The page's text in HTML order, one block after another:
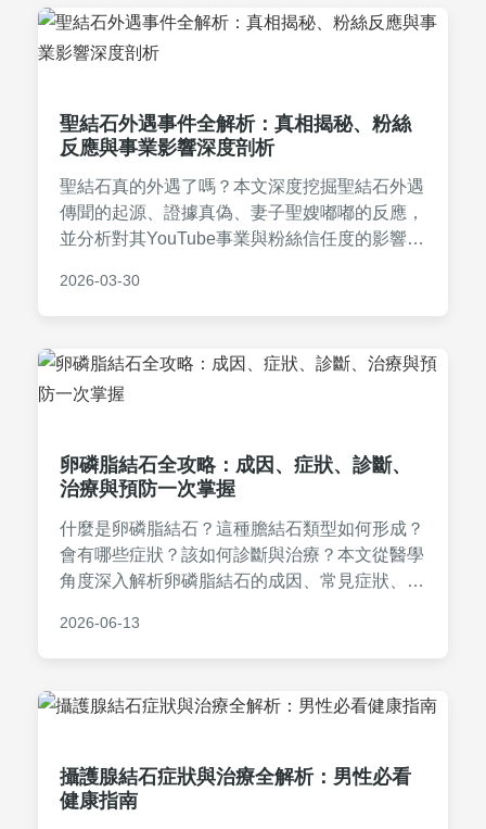
聖結石外遇事件全解析：真相揭秘、粉絲
反應與事業影響深度剖析
聖結石真的外遇了嗎？本文深度挖掘聖結石外遇
傳聞的起源、證據真偽、妻子聖嫂嘟嘟的反應，
並分析對其YouTube事業與粉絲信任度的影響。
2026-03-30
卵磷脂結石全攻略：成因、症狀、診斷、
治療與預防一次掌握
什麼是卵磷脂結石？這種膽結石類型如何形成？
會有哪些症狀？該如何診斷與治療？本文從醫學
角度深入解析卵磷脂結石的成因、常見症狀、診
問題，幫助您全面了解並保護健康。
2026-06-13
攝護腺結石症狀與治療全解析：男性必看
健康指南